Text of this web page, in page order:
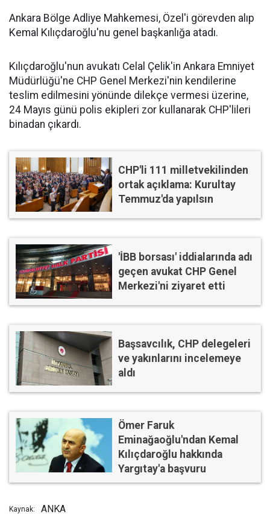
Ankara Bölge Adliye Mahkemesi, Özel'i görevden alıp
Kemal Kılıçdaroğlu'nu genel başkanlığa atadı.
Kılıçdaroğlu'nun avukatı Celal Çelik'in Ankara Emniyet
Müdürlüğü'ne CHP Genel Merkezi'nin kendilerine
teslim edilmesini yönünde dilekçe vermesi üzerine,
24 Mayıs günü polis ekipleri zor kullanarak CHP'lileri
binadan çıkardı.
CHP'li 111 milletvekilinden
ortak açıklama: Kurultay
Temmuz'da yapılsın
'İBB borsası' iddialarında adı
geçen avukat CHP Genel
Merkezi'ni ziyaret etti
Başsavcılık, CHP delegeleri
ve yakınlarını incelemeye
aldı
Ömer Faruk
Eminağaoğlu'ndan Kemal
Kılıçdaroğlu hakkında
Yargıtay'a başvuru
Kaynak: ANKA